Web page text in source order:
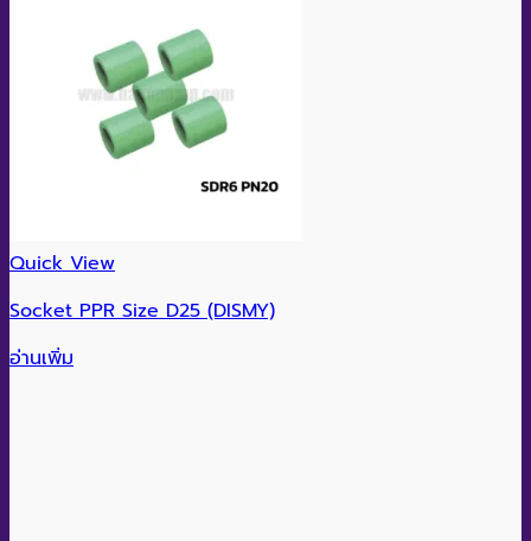
Quick View
Socket PPR Size D25 (DISMY)
อ่านเพิ่ม